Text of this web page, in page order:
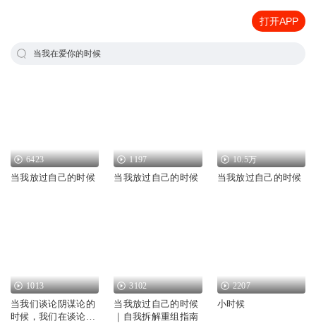
打开APP
当我在爱你的时候
6423
当我放过自己的时候
1197
当我放过自己的时候
10.5万
当我放过自己的时候
1013
当我们谈论阴谋论的
时候，我们在谈论什
3102
当我放过自己的时候
｜自我拆解重组指南
2207
小时候